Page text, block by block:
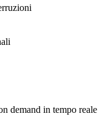
demand in tempo reale